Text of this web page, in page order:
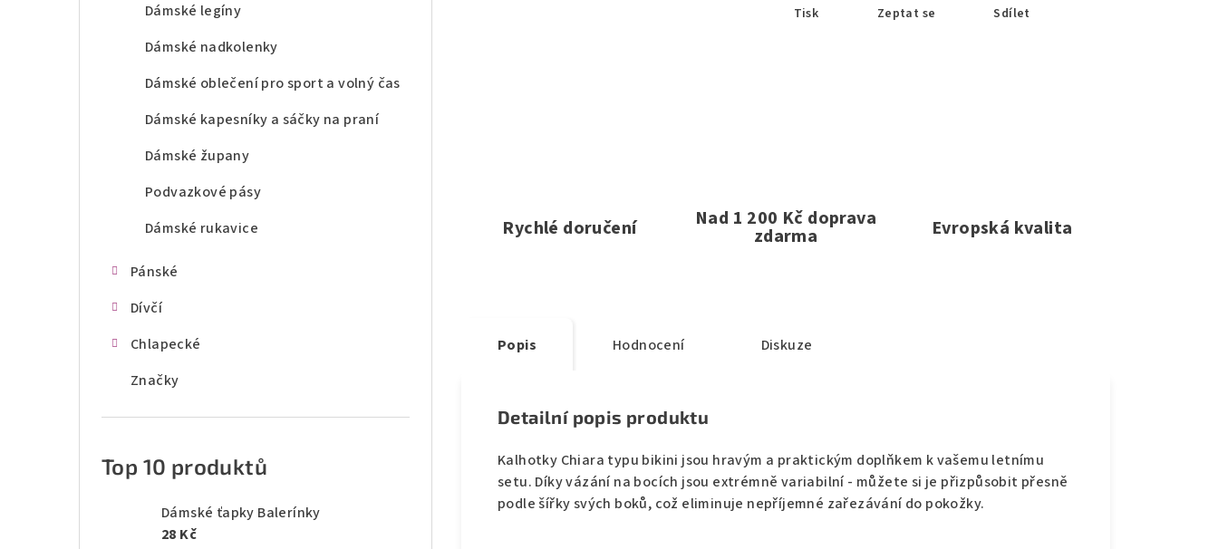
Dámské legíny
Dámské nadkolenky
Dámské oblečení pro sport a volný čas
Dámské kapesníky a sáčky na praní
Dámské župany
Podvazkové pásy
Dámské rukavice
Pánské
Dívčí
Chlapecké
Značky
Top 10 produktů
Dámské ťapky Balerínky
28 Kč
Tisk Zeptat se Sdílet
Rychlé doručení Nad 1 200 Kč doprava
zdarma Evropská kvalita
Popis Hodnocení Diskuze
Detailní popis produktu
Kalhotky Chiara typu bikini jsou hravým a praktickým doplňkem k vašemu letnímu
setu. Díky vázání na bocích jsou extrémně variabilní - můžete si je přizpůsobit přesně
podle šířky svých boků, což eliminuje nepříjemné zařezávání do pokožky.